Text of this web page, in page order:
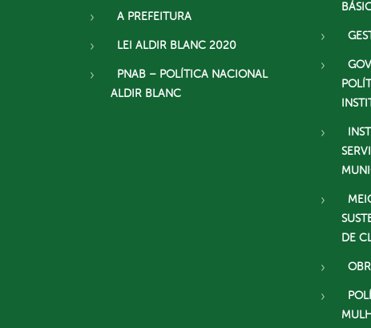
A PREFEITURA
LEI ALDIR BLANC 2020
PNAB – POLÍTICA NACIONAL
ALDIR BLANC
DE